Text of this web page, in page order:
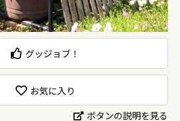
グッジョブ！
お気に入り
ボタンの説明を見る